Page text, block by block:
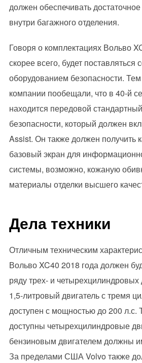
должен обеспечивать
внутри багажного отделения.
Говоря о комплектациях Вольво
скорее всего, будет поставляться
оборудованием безопасности.
компании пообещали, что в 40-й
находится передовой
безопасности, который должен
Assist. Он также должен получить
базовый экран для
системы, возможно, кожаную
материалы отделки высшего
Дела техники
Отличным техническим
Вольво XC40 2018 года должен
ряду трех- и
1,5-литровый двигатель с тремя
доступен с мощностью до 200 л.с.
доступны четырехцилиндровые
бензиновым двигателем должны
За пределами США Volvo также